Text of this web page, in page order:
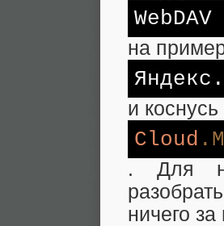
WebDAV
на
и коснусь
Cloud
. Для
ничего